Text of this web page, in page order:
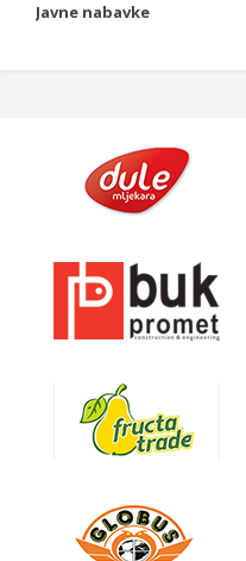
Javne nabavke